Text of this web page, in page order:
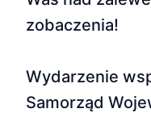
zobaczenia!
Wydarzenie
Samorząd